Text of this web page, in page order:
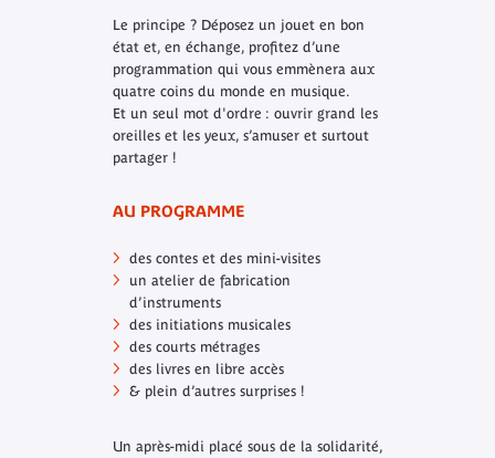
Le principe ? Déposez un jouet en bon
état et, en échange, profitez d’une
programmation qui vous emmènera aux
quatre coins du monde en musique.
Et un seul mot d'ordre : ouvrir grand les
oreilles et les yeux, s’amuser et surtout
partager !
AU PROGRAMME
des contes et des mini-visites
un atelier de fabrication
d’instruments
des initiations musicales
des courts métrages
des livres en libre accès
& plein d’autres surprises !
Un après-midi placé sous de la solidarité,